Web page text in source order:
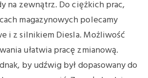
na zewnątrz. Do ciężkich prac,
magazynowych polecamy
i z silnikiem Diesla. Możliwość
ułatwia pracę zmianową.
by udźwig był dopasowany do